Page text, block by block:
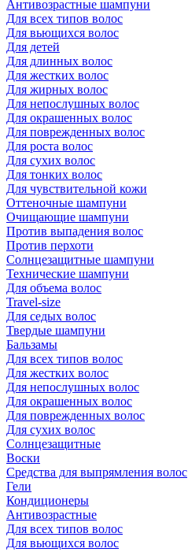
Антивозрастные шампуни
Для всех типов волос
Для вьющихся волос
Для детей
Для длинных волос
Для жестких волос
Для жирных волос
Для непослушных волос
Для окрашенных волос
Для поврежденных волос
Для роста волос
Для сухих волос
Для тонких волос
Для чувствительной кожи
Оттеночные шампуни
Очищающие шампуни
Против выпадения волос
Против перхоти
Солнцезащитные шампуни
Технические шампуни
Для объема волос
Travel-size
Для седых волос
Твердые шампуни
Бальзамы
Для всех типов волос
Для жестких волос
Для непослушных волос
Для окрашенных волос
Для поврежденных волос
Для сухих волос
Солнцезащитные
Воски
Средства для выпрямления волос
Гели
Кондиционеры
Антивозрастные
Для всех типов волос
Для вьющихся волос